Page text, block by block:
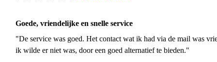
Goede, vriendelijke en snelle service
"De service was goed. Het contact wat ik had via de mail was
ik wilde er niet was, door een goed alternatief te bieden."